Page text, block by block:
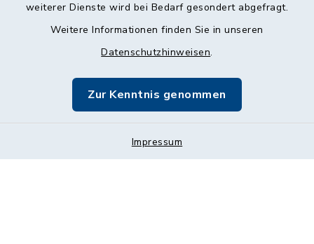
weiterer Dienste wird bei Bedarf gesondert abgefragt.
Weitere Informationen finden Sie in unseren
Datenschutzhinweisen.
Zur Kenntnis genommen
Impressum
Barrierefreiheit
Impressum
Sitemap